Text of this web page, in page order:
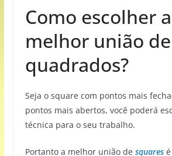
Como escolher a
melhor união de
quadrados?
Seja o square com pontos mais
pontos mais abertos, você poderá
técnica para o seu trabalho.
Portanto a melhor união de squaresé